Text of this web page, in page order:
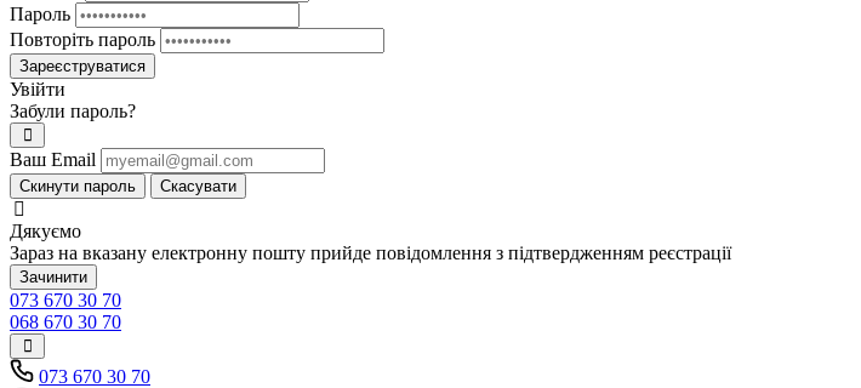
Пароль
Повторіть пароль
Зареєструватися
Увійти
Забули пароль?
Ваш Email
Скинути пароль Скасувати
Дякуємо
Зараз на вказану електронну пошту прийде повідомлення з підтвердженням реєстрації
Зачинити
073 670 30 70
068 670 30 70
073 670 30 70